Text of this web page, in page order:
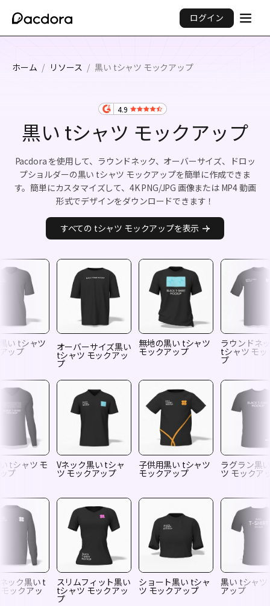
ログイン
ホーム / リソース / 黒い tシャツ モックアップ
4.9
黒い tシャツ モックアップ
Pacdora を使用して、ラウンドネック、オーバーサイズ、ドロッ
プショルダーの黒い tシャツ モックアップを簡単に作成できま
す。簡単にカスタマイズして、4K PNG/JPG 画像または MP4 動画
形式でデザインをダウンロードできます！
すべての tシャツ モックアップを表示
い tシャツ
ップ オーバーサイズ黒い
tシャツ モックアッ
プ
無地の黒い tシャツ
モックアップ
ラウンドネ
tシャツ モッ
プ
tシャツ モ
プ
Vネック黒い tシャ
ツ モックアップ
子供用黒い tシャツ
モックアップ
ラグラン黒
ツ モックア
ック黒い t
ックアッ
スリムフィット黒い
tシャツ モックアッ
プ
ショート黒い tシャ
ツ モックアップ
黒い tシャツ
アップ